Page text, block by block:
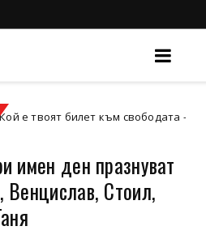
билет към свободата – кросовият
имен ден празнуват
Стоил,